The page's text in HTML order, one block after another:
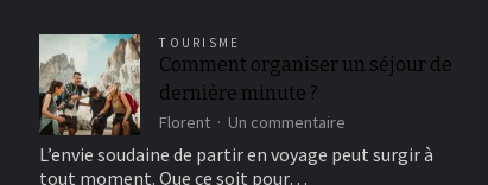
TOURISME
Comment organiser un séjour de
dernière minute ?
Florent Un commentaire
organiser
L’envie soudaine de partir en voyage peut surgir à
tout moment. Que ce soit pour…